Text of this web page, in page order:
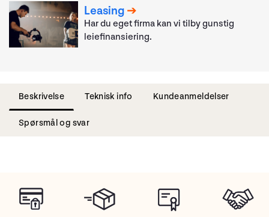
Leasing
Har du eget firma kan vi tilby gunstig
leiefinansiering.
Beskrivelse Teknisk info Kundeanmeldelser
Spørsmål og svar